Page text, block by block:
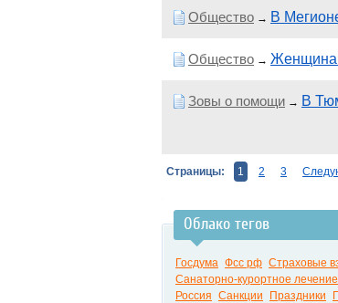
Общество → В
Общество → Женщина
Зовы о помощи → В
Страницы: 1 2 3
Облако тегов
Госдума Фсс рф Страховые
Санаторно-курортное лечение
Россия Санкции Праздники